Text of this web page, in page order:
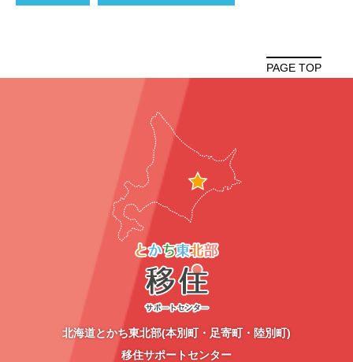
PAGE TOP
北海道とかち東北部(本別町・足寄町・陸別町)
移住サポートセンター